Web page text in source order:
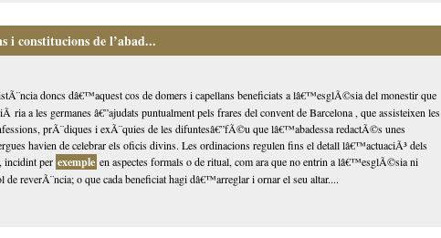
i constitucions de l’abad...
doncs dâ€™aquest cos de domers i capellans beneficiats a lâ€™esglÃ©sia del monestir que
a les germanes â€”ajudats puntualment pels frares del convent de Barcelona , que assisteixen les
prÃ¨diques i exÃ¨quies de les difuntesâ€”fÃ©u que lâ€™abadessa redactÃ©s unes
havien de celebrar els oficis divins. Les ordinacions regulen fins el detall lâ€™actuaciÃ³ dels
incidint per exemple en aspectes formals o de ritual, com ara que no entrin a lâ€™esglÃ©sia ni
reverÃ¨ncia; o que cada beneficiat hagi dâ€™arreglar i ornar el seu altar....